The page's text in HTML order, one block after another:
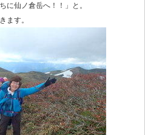
に仙ノ倉岳へ！！」と。
ます。